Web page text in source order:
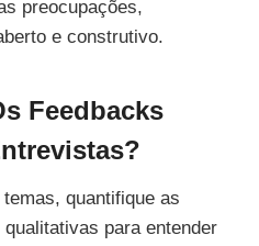
preocupações,
e construtivo.
Feedbacks
quantifique as
para entender